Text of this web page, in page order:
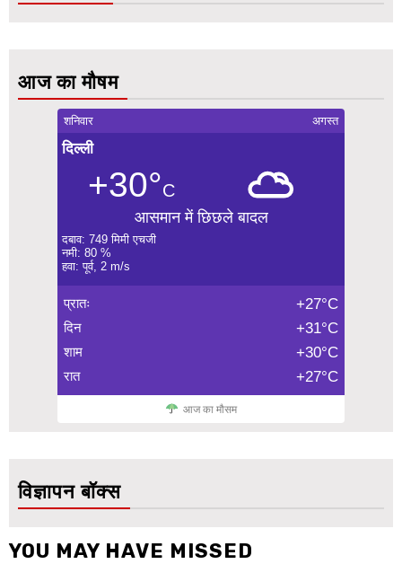
आज का मौषम
शनिवार अगस्त
दिल्ली
+30°C
आसमान में छिछले बादल
दबाव: 749 मिमी एचजी
नमी: 80 %
हवा: पूर्व, 2 m/s
प्रातः +27°C
दिन +31°C
शाम +30°C
रात +27°C
आज का मौसम
विज्ञापन बॉक्स
YOU MAY HAVE MISSED